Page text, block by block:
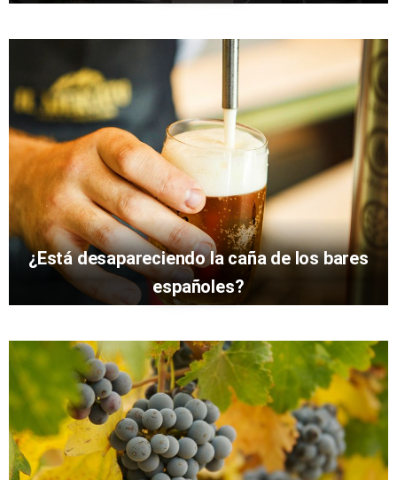
¿Está desapareciendo la caña de los bares
españoles?